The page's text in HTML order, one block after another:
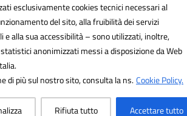
esclusivamente cookies tecnici necessari al
del sito, alla fruibilità dei servizi
e alla sua accessibilità – sono utilizzati, inoltre,
anonimizzati messi a disposizione da Web
di più sul nostro sito, consulta la ns.Cookie Policy.
Rifiuta tutto Accettare tutto